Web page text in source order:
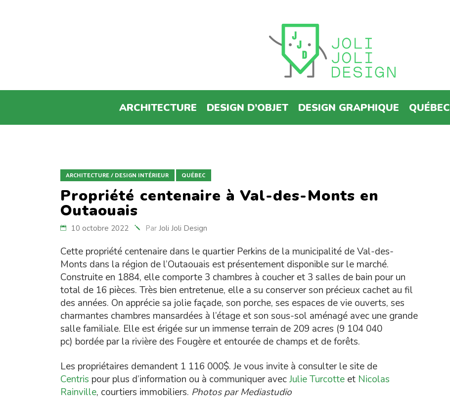
ARCHITECTURE DESIGN D’OBJET DESIGN GRAPHIQUE QUÉBEC
ARCHITECTURE / DESIGN INTÉRIEUR QUÉBEC
Propriété centenaire à Val-des-Monts en
Outaouais
10 octobre 2022 Par Joli Joli Design
Cette propriété centenaire dans le quartier Perkins de la municipalité de Val-des-
Monts dans la région de l’Outaouais est présentement disponible sur le marché.
Construite en 1884, elle comporte 3 chambres à coucher et 3 salles de bain pour un
total de 16 pièces. Très bien entretenue, elle a su conserver son précieux cachet au fil
des années. On apprécie sa jolie façade, son porche, ses espaces de vie ouverts, ses
charmantes chambres mansardées à l’étage et son sous-sol aménagé avec une grande
salle familiale. Elle est érigée sur un immense terrain de 209 acres (9 104 040
pc) bordée par la rivière des Fougère et entourée de champs et de forêts.
Les propriétaires demandent 1 116 000$. Je vous invite à consulter le site de
Centris pour plus d’information ou à communiquer avecJulie Turcotte et Nicolas
Rainville, courtiers immobiliers. Photos par Mediastudio